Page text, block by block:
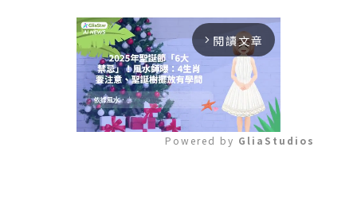
arrow_forward_ios 閱讀文章
Powered by GliaStudios